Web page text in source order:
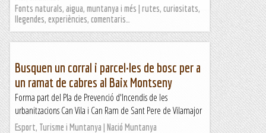
Fonts naturals, aigua, muntanya i més | rutes, curiositats,
llegendes, experiències, comentaris…
Busquen un corral i parcel·les de bosc per a
un ramat de cabres al Baix Montseny
Forma part del Pla de Prevenció d'Incendis de les
urbanitzacions Can Vila i Can Ram de Sant Pere de Vilamajor
Esport, Turisme i Muntanya | Nació Muntanya